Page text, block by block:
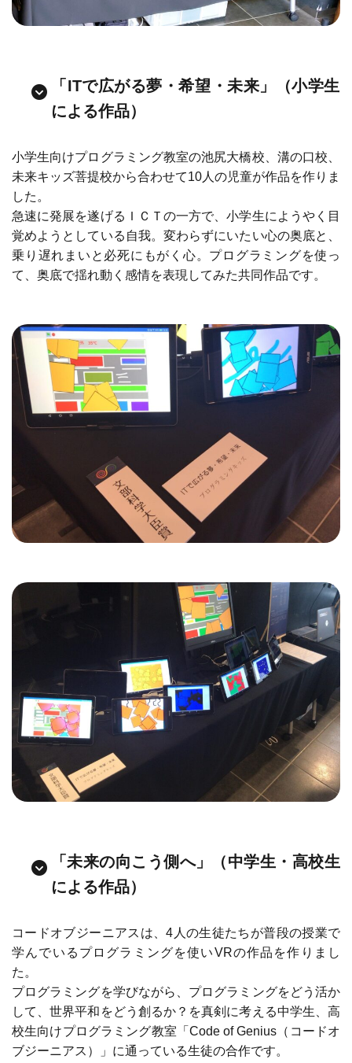
トップページ
すてむくらぶとは
導入事例
お知らせ
プライバシーポリシー
5分で分かる
資料ダウンロード 無料
「ITで広がる夢・希望・未来」（小学生
による作品）
小学生向けプログラミング教室の池尻大橋校、溝の口校、
未来キッズ菩提校から合わせて10人の児童が作品を作りま
した。
急速に発展を遂げるＩＣＴの一方で、小学生にようやく目
覚めようとしている自我。変わらずにいたい心の奥底と、
乗り遅れまいと必死にもがく心。プログラミングを使っ
て、奥底で揺れ動く感情を表現してみた共同作品です。
「未来の向こう側へ」（中学生・高校生
による作品）
コードオブジーニアスは、4人の生徒たちが普段の授業で
学んでいるプログラミングを使いVRの作品を作りまし
た。
プログラミングを学びながら、プログラミングをどう活か
して、世界平和をどう創るか？を真剣に考える中学生、高
校生向けプログラミング教室「Code of Genius（コードオ
ブジーニアス）」に通っている生徒の合作です。